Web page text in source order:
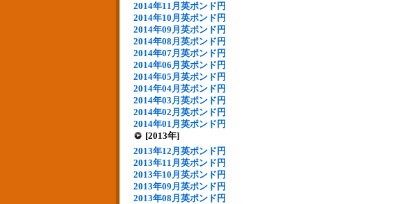
2014年11月英ポンド円
2014年10月英ポンド円
2014年09月英ポンド円
2014年08月英ポンド円
2014年07月英ポンド円
2014年06月英ポンド円
2014年05月英ポンド円
2014年04月英ポンド円
2014年03月英ポンド円
2014年02月英ポンド円
2014年01月英ポンド円
[2013年]
2013年12月英ポンド円
2013年11月英ポンド円
2013年10月英ポンド円
2013年09月英ポンド円
2013年08月英ポンド円